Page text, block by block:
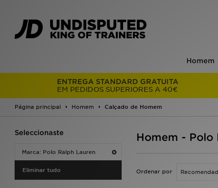
Homem
ENTREGA STANDARD GRATUITA
EM PEDIDOS SUPERIORES A 40€
Página principal Homem Calçado de Homem
Seleccionaste
Marca: Polo Ralph Lauren
Eliminar tudo
Homem - Polo
Ordenar por